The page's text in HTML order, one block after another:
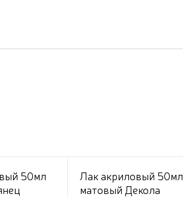
50мл
Лак акриловый 50мл
матовый Декола